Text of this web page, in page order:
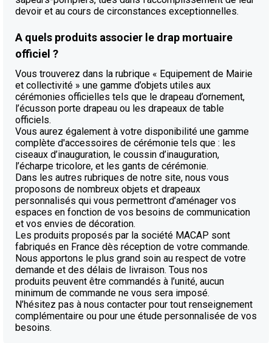
devoir et au cours de circonstances exceptionnelles.
A quels produits associer le drap mortuaire
officiel ?
Vous trouverez dans la rubrique « Equipement de Mairie
et collectivité » une gamme d’objets utiles aux
cérémonies officielles tels que le drapeau d’ornement,
l’écusson porte drapeau ou les drapeaux de table
officiels.
Vous aurez également à votre disponibilité une gamme
complète d'accessoires de cérémonie tels que : les
ciseaux d’inauguration, le coussin d’inauguration,
l’écharpe tricolore, et les gants de cérémonie.
Dans les autres rubriques de notre site, nous vous
proposons de nombreux objets et drapeaux
personnalisés qui vous permettront d’aménager vos
espaces en fonction de vos besoins de communication
et vos envies de décoration.
Les produits proposés par la société MACAP sont
fabriqués en France dès réception de votre commande.
Nous apportons le plus grand soin au respect de votre
demande et des délais de livraison. Tous nos
produits peuvent être commandés à l’unité, aucun
minimum de commande ne vous sera imposé.
N’hésitez pas à nous contacter pour tout renseignement
complémentaire ou pour une étude personnalisée de vos
besoins.